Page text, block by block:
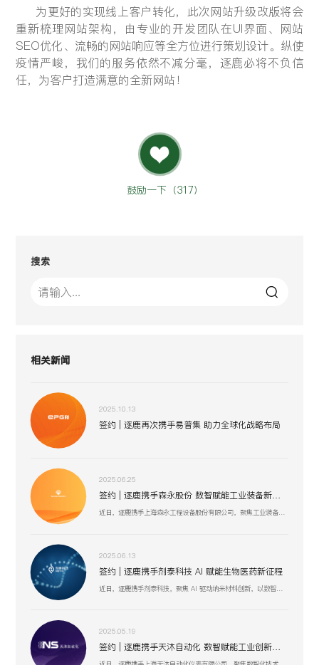
为更好的实现线上客户转化，此次网站升级改版将会
重新梳理网站架构，由专业的开发团队在UI界面、网站
SEO优化、流畅的网站响应等全方位进行策划设计。纵使
疫情严峻，我们的服务依然不减分毫，逐鹿必将不负信
任，为客户打造满意的全新网站！
鼓励一下（317）
搜索
相关新闻
2025.10.13
签约 | 逐鹿再次携手易普集 助力全球化战略布局
2025.06.25
签约 | 逐鹿携手森永股份 数智赋能工业装备新生态
近日，逐鹿携手上海森永工程设备股份有限公司，聚焦工业装备数智化升级，以创新技术驱动压力容器、核电设备等业务流程优化，助力上海森永在高端装备制造、跨行业服务中突破创新，开启工业装备数智化发展新征程 。
2025.06.13
签约 | 逐鹿携手剂泰科技 AI 赋能生物医药新征程
2025.05.19
签约 | 逐鹿携手天沐自动化 数智赋能工业创新生态